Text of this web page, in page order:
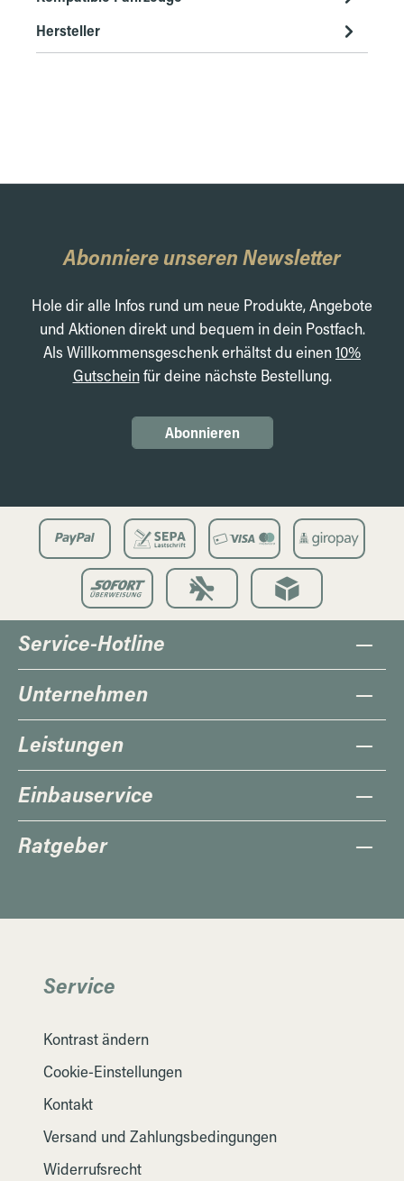
Hersteller
Abonniere unseren Newsletter
Hole dir alle Infos rund um neue Produkte, Angebote
und Aktionen direkt und bequem in dein Postfach.
Als Willkommensgeschenk erhältst du einen10%
Gutscheinfür deine nächste Bestellung.
Abonnieren
Service-Hotline
Unternehmen
Leistungen
Einbauservice
Ratgeber
Service
Kontrast ändern
Cookie-Einstellungen
Kontakt
Versand und Zahlungsbedingungen
Widerrufsrecht